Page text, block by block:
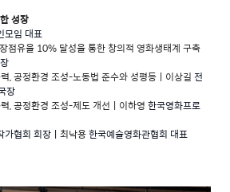
성장
모임 대표
점유율 10% 달성을 통한 창의적 영화생태계 구축
, 공정환경 조성-노동법 준수와 성평등ㅣ이상길 전
장
, 공정환경 조성-제도 개선ㅣ이하영 한국영화프로
협회 회장ㅣ 최낙용한국예술영화관협회 대표